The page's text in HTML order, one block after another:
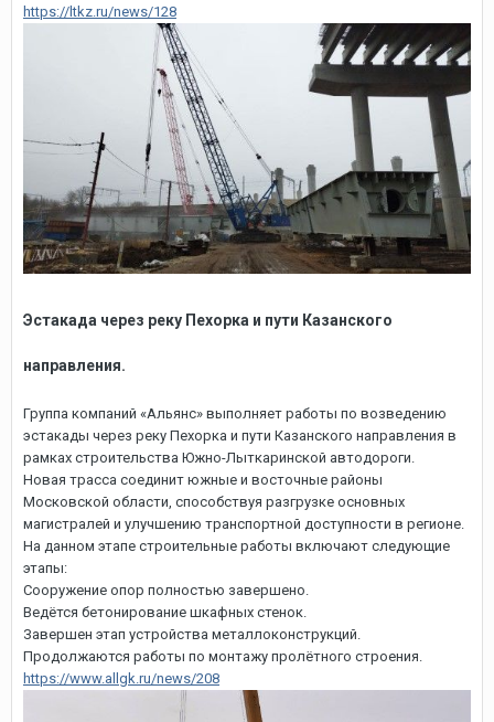
https://ltkz.ru/news/128
Эстакада через реку Пехорка и пути Казанского
направления.
Группа компаний «Альянс» выполняет работы по возведению
эстакады через реку Пехорка и пути Казанского направления в
рамках строительства Южно-Лыткаринской автодороги.
Новая трасса соединит южные и восточные районы
Московской области, способствуя разгрузке основных
магистралей и улучшению транспортной доступности в регионе.
На данном этапе строительные работы включают следующие
этапы:
Сооружение опор полностью завершено.
Ведётся бетонирование шкафных стенок.
Завершен этап устройства металлоконструкций.
Продолжаются работы по монтажу пролётного строения.
https://www.allgk.ru/news/208